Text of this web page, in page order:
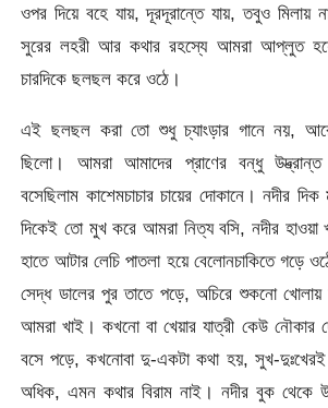
ওপর দিয়ে বহে যায়, দূরদূরান্তে যায়, তবুও মিলায়
সুরের লহরী আর কথার রহস্যে আমরা আপ্লুত
চারদিকে ছলছল করে ওঠে।
এই ছলছল করা তো শুধু চ্যাংড়ার গানে নয়,
ছিলো। আমরা আমাদের প্রাণের বন্ধু
বসেছিলাম কাশেমচাচার চায়ের দোকানে। নদীর
দিকেই তো মুখ করে আমরা নিত্য বসি, নদীর হাওয়া
হাতে আটার লেচি পাতলা হয়ে বেলোনচাকিতে গড়ে
সেদ্ধ ডালের পুর তাতে পড়ে, অচিরে শুকনো খোলায়
আমরা খাই। কখনো বা খেয়ার যাত্রী কেউ নৌকার
বসে পড়ে, কখনোবা দু-একটা কথা হয়, সুখ-
অধিক, এমন কথার বিরাম নাই। নদীর বুক থেকে